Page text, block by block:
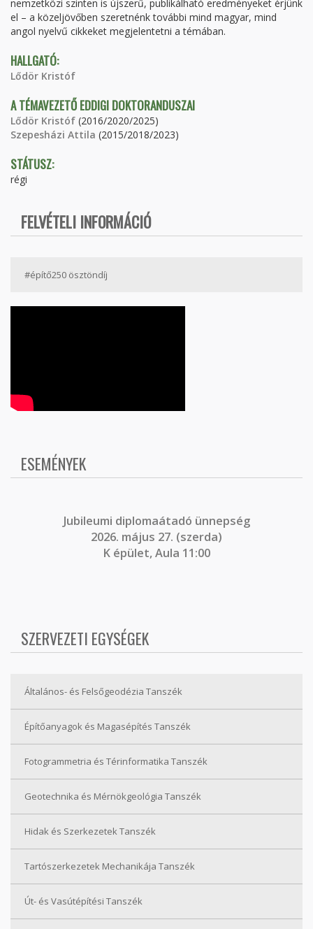
nemzetközi szinten is újszerű, publikálható eredményeket érjünk
el – a közeljövőben szeretnénk további mind magyar, mind
angol nyelvű cikkeket megjelentetni a témában.
HALLGATÓ:
Lődör Kristóf
A TÉMAVEZETŐ EDDIGI DOKTORANDUSZAI
Lődör Kristóf (2016/2020/2025)
Szepesházi Attila (2015/2018/2023)
STÁTUSZ:
régi
FELVÉTELI INFORMÁCIÓ
#építő250 ösztöndíj
ESEMÉNYEK
Jubileumi diplomaátadó ünnepség
2026. május 27. (szerda)
K épület, Aula 11:00
SZERVEZETI EGYSÉGEK
Általános- és Felsőgeodézia Tanszék
Építőanyagok és Magasépítés Tanszék
Fotogrammetria és Térinformatika Tanszék
Geotechnika és Mérnökgeológia Tanszék
Hidak és Szerkezetek Tanszék
Tartószerkezetek Mechanikája Tanszék
Út- és Vasútépítési Tanszék